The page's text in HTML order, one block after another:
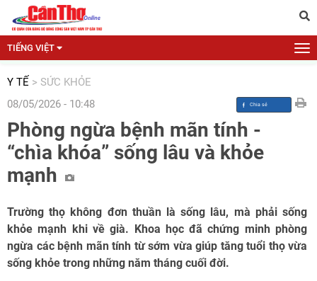
TIẾNG VIỆT
Y TẾ > SỨC KHỎE
08/05/2026 - 10:48
Phòng ngừa bệnh mãn tính -
“chìa khóa” sống lâu và khỏe
mạnh
Trường thọ không đơn thuần là sống lâu, mà phải sống
khỏe mạnh khi về già. Khoa học đã chứng minh phòng
ngừa các bệnh mãn tính từ sớm vừa giúp tăng tuổi thọ vừa
sống khỏe trong những năm tháng cuối đời.